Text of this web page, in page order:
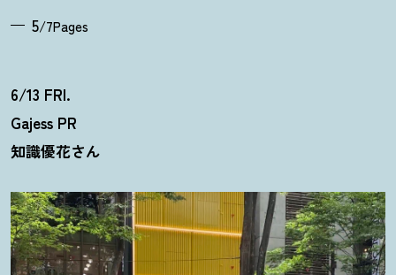
5/7Pages
6/13 FRI.
Gajess PR
知識優花さん